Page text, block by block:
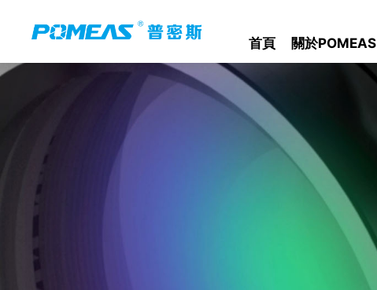
首頁 關於POMEAS